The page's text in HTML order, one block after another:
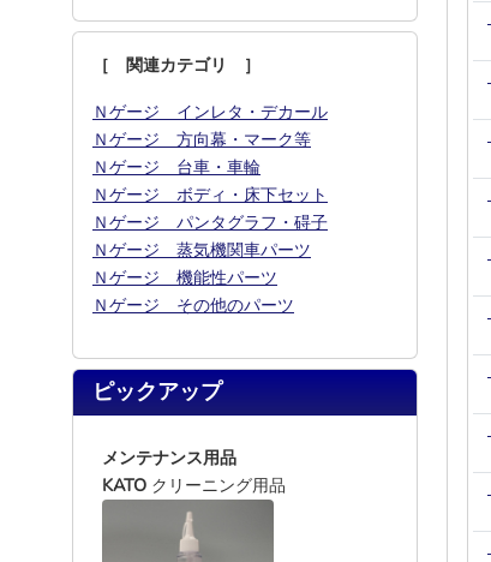
［ 関連カテゴリ ］
Ｎゲージ インレタ・デカール
Ｎゲージ 方向幕・マーク等
Ｎゲージ 台車・車輪
Ｎゲージ ボディ・床下セット
Ｎゲージ パンタグラフ・碍子
Ｎゲージ 蒸気機関車パーツ
Ｎゲージ 機能性パーツ
Ｎゲージ その他のパーツ
ピックアップ
メンテナンス用品
KATO クリーニング用品